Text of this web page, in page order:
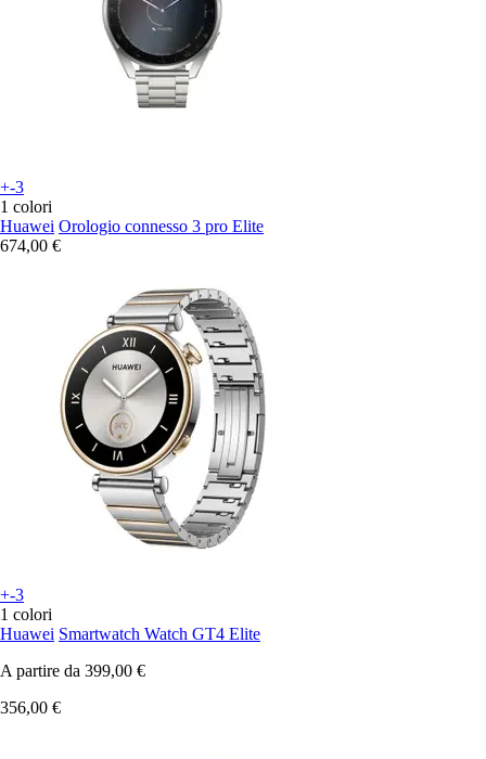
+-3
1 colori
Huawei Orologio connesso 3 pro Elite
674,00 €
+-3
1 colori
Huawei Smartwatch Watch GT4 Elite
A partire da 399,00 €
356,00 €